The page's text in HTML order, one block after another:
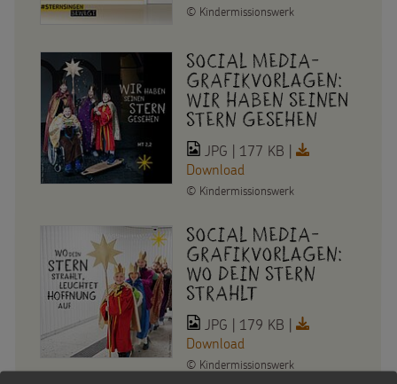
© Kindermissionswerk
Social Media-
Grafikvorlagen:
Wir haben seinen
Stern gesehen
JPG | 177 KB |
Download
© Kindermissionswerk
Social Media-
Grafikvorlagen:
Wo dein Stern
strahlt
JPG | 179 KB |
Download
© Kindermissionswerk